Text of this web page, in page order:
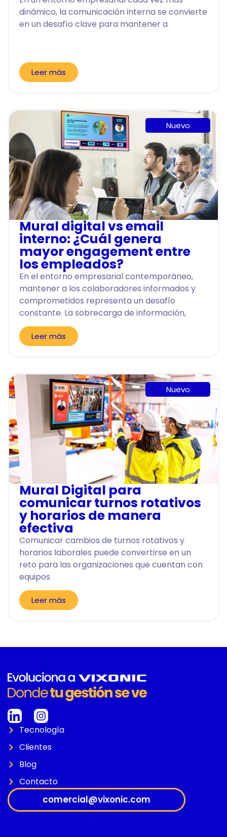
dinámico, la comunicación interna se convierte
en un desafío clave para mantener a
Leer más
Nuevo
Mural digital vs email
interno: ¿Cuál genera
mayor engagement entre
los empleados?
En el entorno empresarial contemporáneo,
mantener a los colaboradores informados y
comprometidos representa un desafío
constante. La sobrecarga de información,
Leer más
Nuevo
Mural Digital para
comunicar turnos rotativos
y horarios de manera
efectiva
Comunicar cambios de turnos rotativos y
horarios laborales puede convertirse en un
reto para las organizaciones que cuentan con
equipos
Leer más
Tecnología
Clientes
Blog
Contacto
comercial@vixonic.com